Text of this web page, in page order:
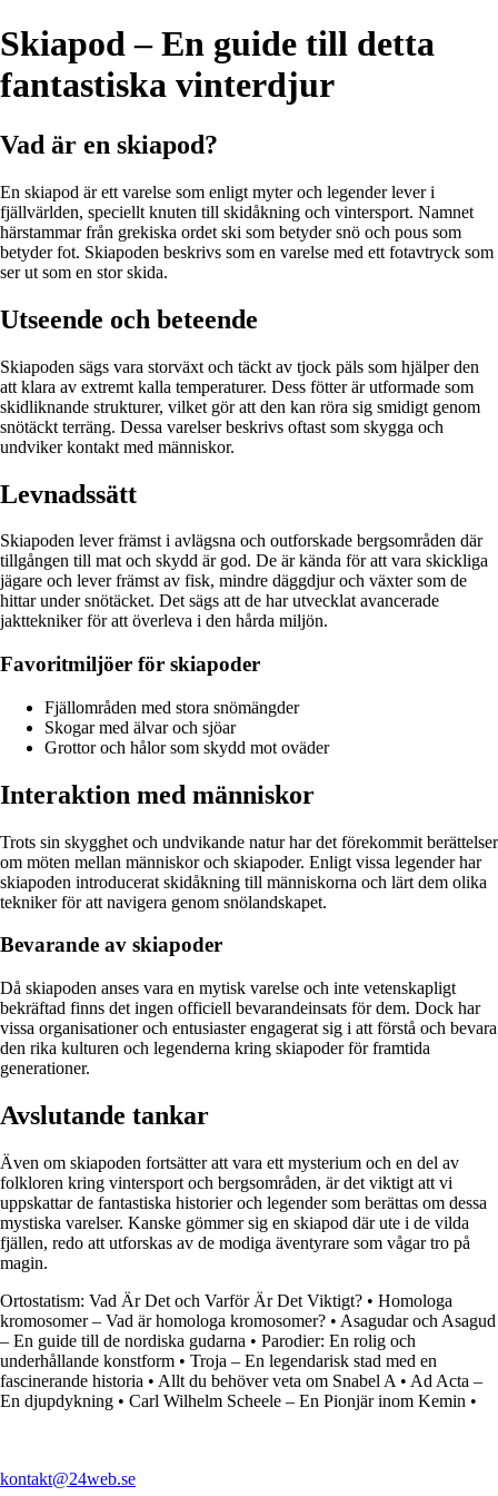
Skiapod – En guide till detta
fantastiska vinterdjur
Vad är en skiapod?
En skiapod är ett varelse som enligt myter och legender lever i
fjällvärlden, speciellt knuten till skidåkning och vintersport. Namnet
härstammar från grekiska ordet ski som betyder snö och pous som
betyder fot. Skiapoden beskrivs som en varelse med ett fotavtryck som
ser ut som en stor skida.
Utseende och beteende
Skiapoden sägs vara storväxt och täckt av tjock päls som hjälper den
att klara av extremt kalla temperaturer. Dess fötter är utformade som
skidliknande strukturer, vilket gör att den kan röra sig smidigt genom
snötäckt terräng. Dessa varelser beskrivs oftast som skygga och
undviker kontakt med människor.
Levnadssätt
Skiapoden lever främst i avlägsna och outforskade bergsområden där
tillgången till mat och skydd är god. De är kända för att vara skickliga
jägare och lever främst av fisk, mindre däggdjur och växter som de
hittar under snötäcket. Det sägs att de har utvecklat avancerade
jakttekniker för att överleva i den hårda miljön.
Favoritmiljöer för skiapoder
Fjällområden med stora snömängder
Skogar med älvar och sjöar
Grottor och hålor som skydd mot oväder
Interaktion med människor
Trots sin skygghet och undvikande natur har det förekommit berättelser
om möten mellan människor och skiapoder. Enligt vissa legender har
skiapoden introducerat skidåkning till människorna och lärt dem olika
tekniker för att navigera genom snölandskapet.
Bevarande av skiapoder
Då skiapoden anses vara en mytisk varelse och inte vetenskapligt
bekräftad finns det ingen officiell bevarandeinsats för dem. Dock har
vissa organisationer och entusiaster engagerat sig i att förstå och bevara
den rika kulturen och legenderna kring skiapoder för framtida
generationer.
Avslutande tankar
Även om skiapoden fortsätter att vara ett mysterium och en del av
folkloren kring vintersport och bergsområden, är det viktigt att vi
uppskattar de fantastiska historier och legender som berättas om dessa
mystiska varelser. Kanske gömmer sig en skiapod där ute i de vilda
fjällen, redo att utforskas av de modiga äventyrare som vågar tro på
magin.
Ortostatism: Vad Är Det och Varför Är Det Viktigt? • Homologa
kromosomer – Vad är homologa kromosomer? • Asagudar och Asagud
– En guide till de nordiska gudarna • Parodier: En rolig och
underhållande konstform • Troja – En legendarisk stad med en
fascinerande historia • Allt du behöver veta om Snabel A • Ad Acta –
En djupdykning • Carl Wilhelm Scheele – En Pionjär inom Kemin •
kontakt@24web.se